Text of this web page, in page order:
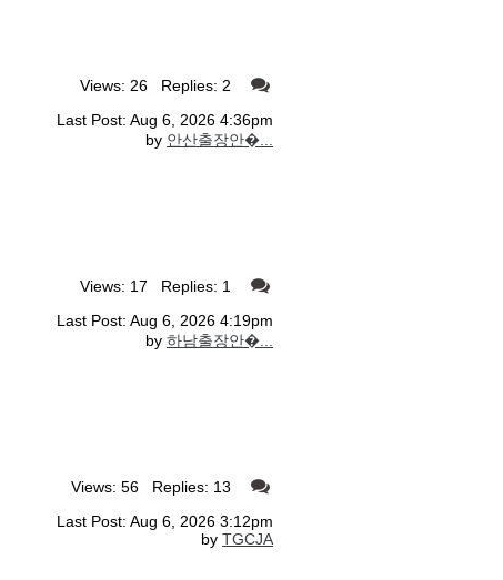
Views: 26 Replies: 2
Last Post: Aug 6, 2026 4:36pm
by 안산출장안�...
Views: 17 Replies: 1
Last Post: Aug 6, 2026 4:19pm
by 하남출장안�...
Views: 56 Replies: 13
Last Post: Aug 6, 2026 3:12pm
by TGCJA